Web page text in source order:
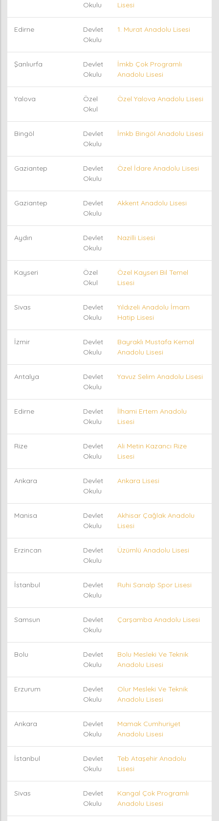
Okulu
Lisesi
Edirne
Devlet
Okulu
1. Murat Anadolu Lisesi
Şanlıurfa
Devlet
Okulu
İmkb Çok Programlı
Anadolu Lisesi
Yalova
Özel
Okul
Özel Yalova Anadolu Lisesi
Bingöl
Devlet
Okulu
İmkb Bingöl Anadolu Lisesi
Gaziantep
Devlet
Okulu
Özel İdare Anadolu Lisesi
Gaziantep
Devlet
Okulu
Akkent Anadolu Lisesi
Aydın
Devlet
Okulu
Nazilli Lisesi
Kayseri
Özel
Okul
Özel Kayseri Bil Temel
Lisesi
Sivas
Devlet
Okulu
Yıldızeli Anadolu İmam
Hatip Lisesi
İzmir
Devlet
Okulu
Bayraklı Mustafa Kemal
Anadolu Lisesi
Antalya
Devlet
Okulu
Yavuz Selim Anadolu Lisesi
Edirne
Devlet
Okulu
İlhami Ertem Anadolu
Lisesi
Rize
Devlet
Okulu
Ali Metin Kazancı Rize
Lisesi
Ankara
Devlet
Okulu
Ankara Lisesi
Manisa
Devlet
Okulu
Akhisar Çağlak Anadolu
Lisesi
Erzincan
Devlet
Okulu
Üzümlü Anadolu Lisesi
İstanbul
Devlet
Okulu
Ruhi Sarıalp Spor Lisesi
Samsun
Devlet
Okulu
Çarşamba Anadolu Lisesi
Bolu
Devlet
Okulu
Bolu Mesleki Ve Teknik
Anadolu Lisesi
Erzurum
Devlet
Okulu
Olur Mesleki Ve Teknik
Anadolu Lisesi
Ankara
Devlet
Okulu
Mamak Cumhuriyet
Anadolu Lisesi
İstanbul
Devlet
Okulu
Teb Ataşehir Anadolu
Lisesi
Sivas
Devlet
Okulu
Kangal Çok Programlı
Anadolu Lisesi